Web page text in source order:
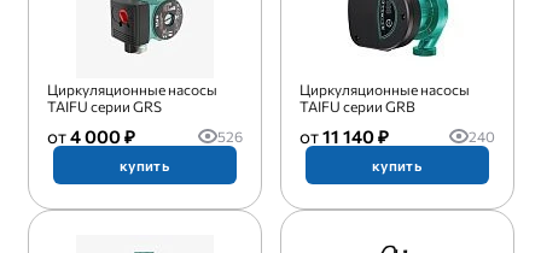
Циркуляционные насосы
TAIFU серии GRS
4 000 ₽
526
купить
Циркуляционные насосы
TAIFU серии GRB
11 140 ₽
240
купить